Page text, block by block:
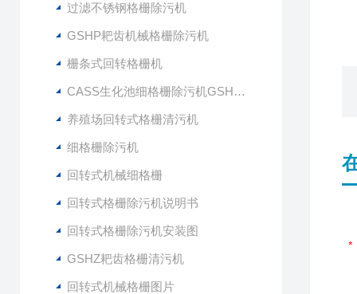
过滤不锈钢格栅除污机
GSHP耙齿机械格栅除污机
栅条式回转格栅机
CASS生化池细格栅除污机GSHZ-1000
养殖场回转式格栅清污机
细格栅除污机
回转式机械细格栅
回转式格栅除污机说明书
回转式格栅除污机安装图
GSHZ耙齿格栅清污机
回转式机械格栅图片